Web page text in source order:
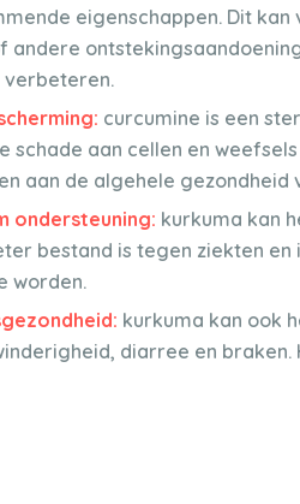
eigenschappen. Dit
andere
curcumine is een
schade aan cellen en
aan de algehele gezondheid
ondersteuning: kurkuma kan
bestand is tegen ziekten
worden.
kurkuma kan ook
diarree en